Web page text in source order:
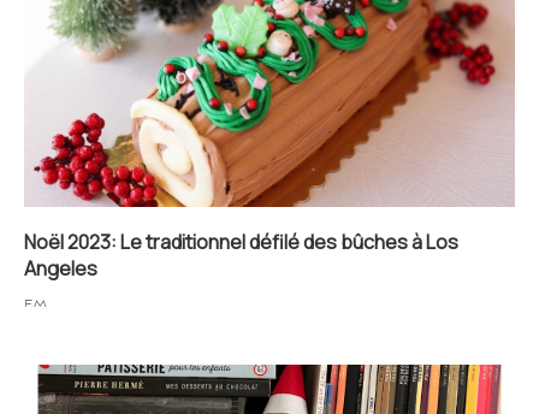
Noël 2023: Le traditionnel défilé des bûches à Los
Angeles
FM